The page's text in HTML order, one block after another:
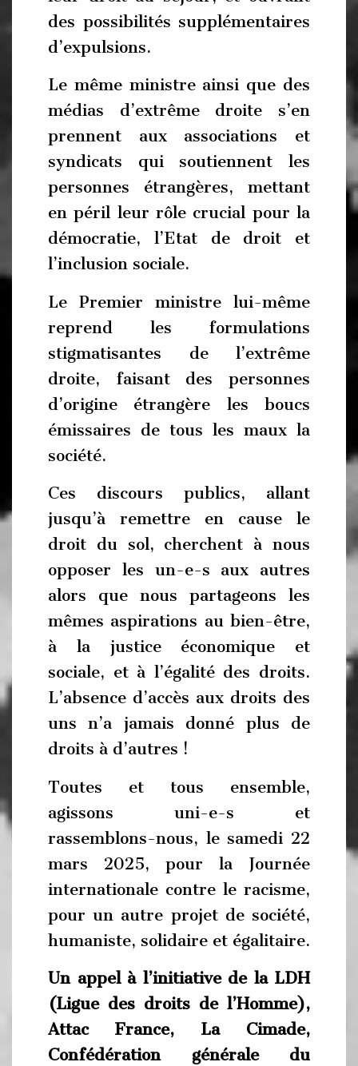
des possibilités supplémentaires
d’expulsions.
Le même ministre ainsi que des
médias d’extrême droite s’en
prennent aux associations et
syndicats qui soutiennent les
personnes étrangères, mettant
en péril leur rôle crucial pour la
démocratie, l’Etat de droit et
l’inclusion sociale.
Le Premier ministre lui-même
reprend les formulations
stigmatisantes de l’extrême
droite, faisant des personnes
d’origine étrangère les boucs
émissaires de tous les maux la
société.
Ces discours publics, allant
jusqu’à remettre en cause le
droit du sol, cherchent à nous
opposer les un-e-s aux autres
alors que nous partageons les
mêmes aspirations au bien-être,
à la justice économique et
sociale, et à l’égalité des droits.
L’absence d’accès aux droits des
uns n’a jamais donné plus de
droits à d’autres !
Toutes et tous ensemble,
agissons uni-e-s et
rassemblons-nous, le samedi 22
mars 2025, pour la Journée
internationale contre le racisme,
pour un autre projet de société,
humaniste, solidaire et égalitaire.
Un appel à l’initiative de la LDH
(Ligue des droits de l’Homme),
Attac France, La Cimade,
Confédération générale du